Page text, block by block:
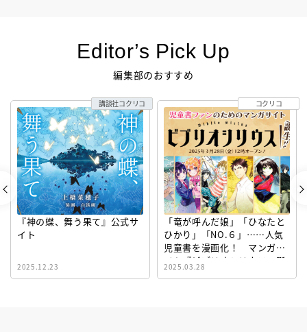
Editor’s Pick Up
編集部のおすすめ
『神の蝶、舞う果て』公式サ
イト
2025.12.23
講談社コクリコ
「竜が呼んだ娘」「ひなたと
ひかり」「NO.６」……人気
児童書を漫画化！ マンガサ
イト『ビブリオシリウス』誕
生！
2025.03.28
コクリコ